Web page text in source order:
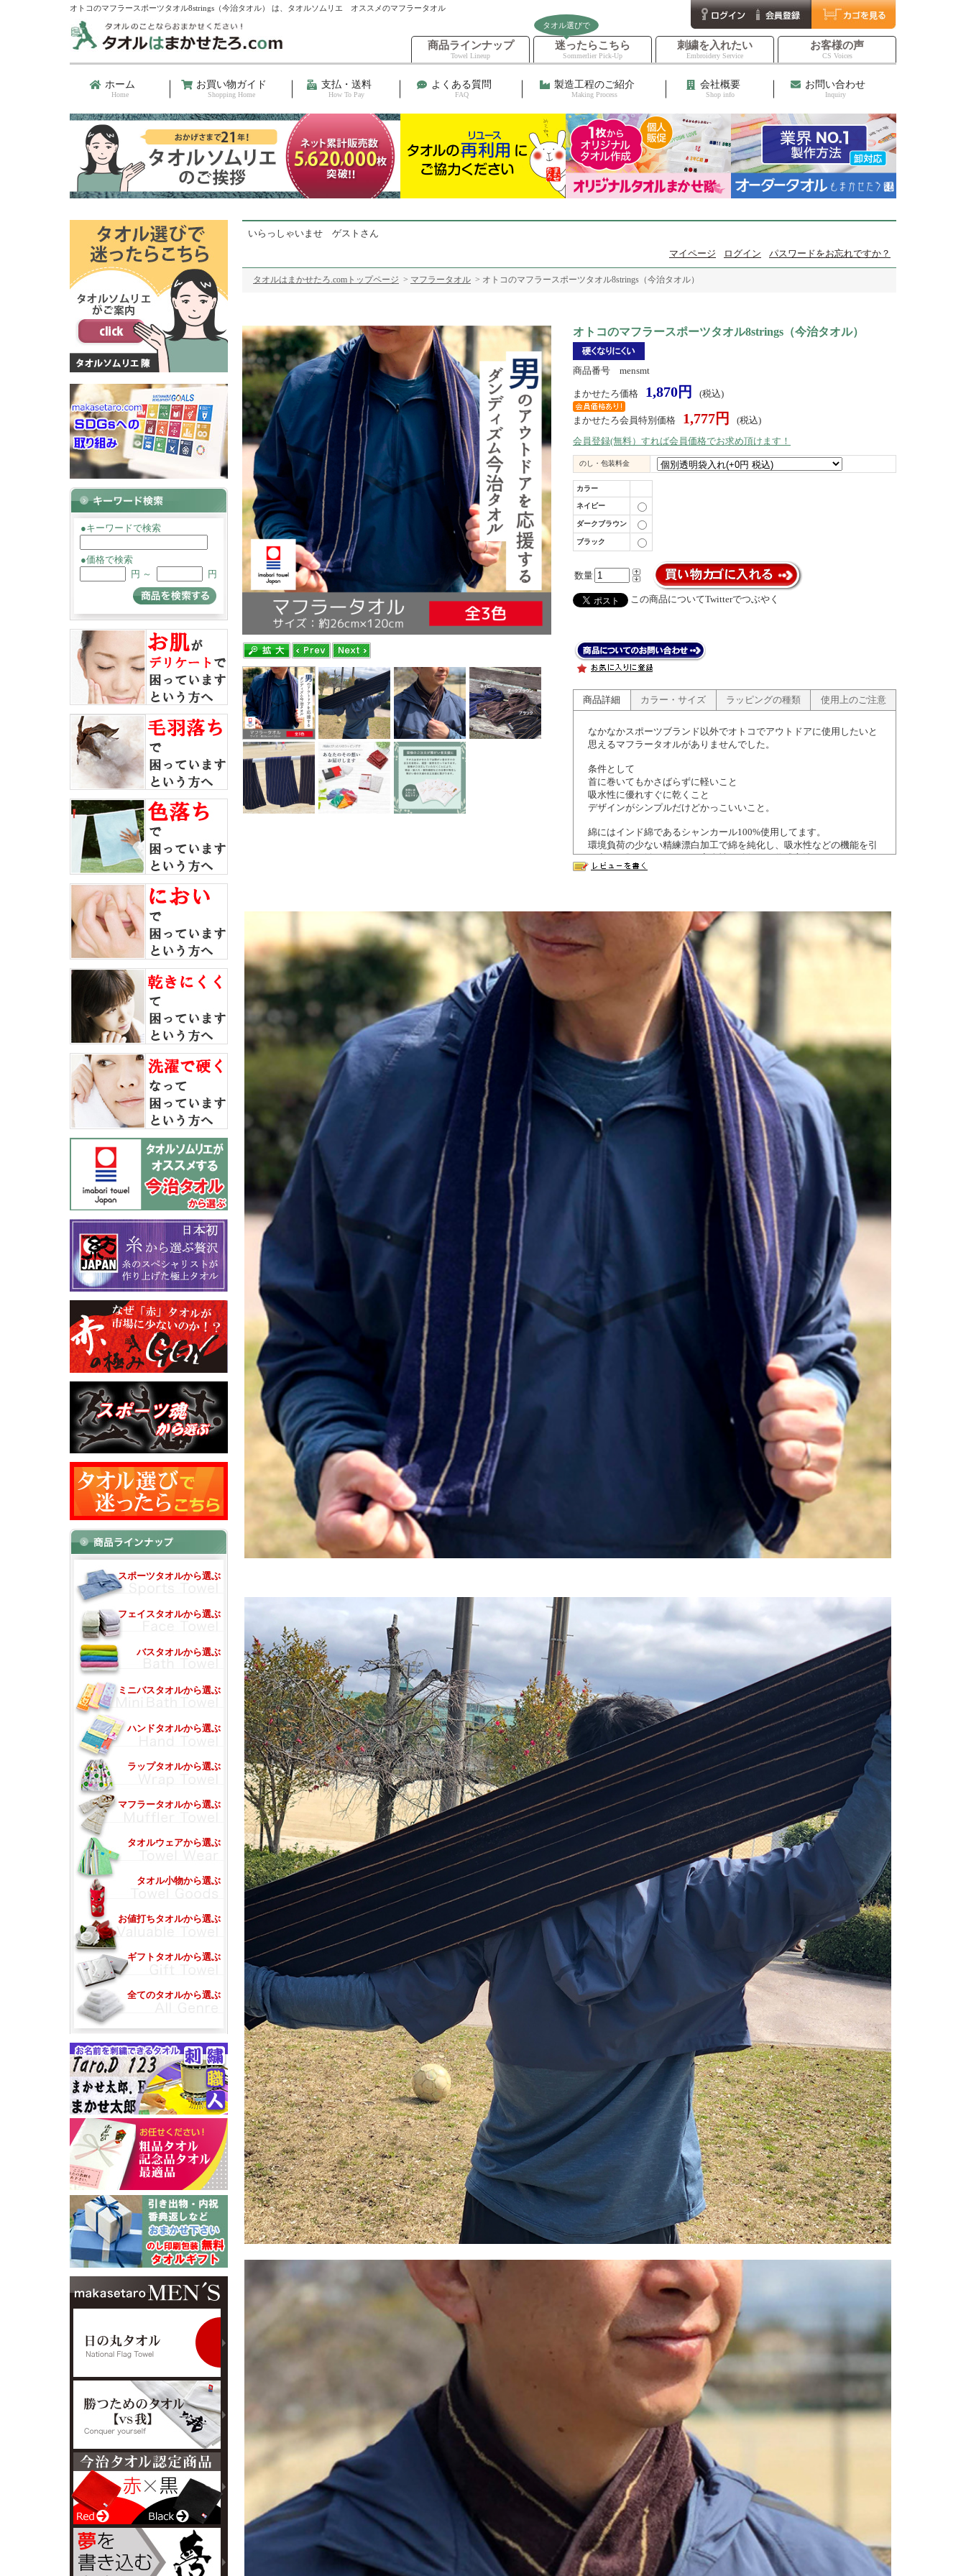
オトコのマフラースポーツタオル8strings（今治タオル） は、タオルソムリエ オススメのマフラータオル
商品ラインナップ
Towel Lineup
迷ったらこちら
Sommerlier Pick-Up
タオル選びで
刺繍を入れたい
Embroidery Service
お客様の声
CS Voices
ホーム
Home
お買い物ガイド
Shopping Home
支払・送料
How To Pay
よくある質問
FAQ
製造工程のご紹介
Making Process
会社概要
Shop info
お問い合わせ
Inquiry
●キーワードで検索
●価格で検索
円 ～
円
スポーツタオルから選ぶ
フェイスタオルから選ぶ
バスタオルから選ぶ
ミニバスタオルから選ぶ
ハンドタオルから選ぶ
ラップタオルから選ぶ
マフラータオルから選ぶ
タオルウェアから選ぶ
タオル小物から選ぶ
お値打ちタオルから選ぶ
ギフトタオルから選ぶ
全てのタオルから選ぶ
いらっしゃいませ ゲストさん
マイページ
ログイン パスワードをお忘れですか？
タオルはまかせたろ.comトップページ > マフラータオル > オトコのマフラースポーツタオル8strings（今治タオル）
オトコのマフラースポーツタオル8strings（今治タオル）
商品番号 mensmt
まかせたろ価格 1,870円 (税込)
まかせたろ会員特別価格 1,777円
(税込)
会員登録(無料）すれば会員価格でお求め頂けます！
のし・包装料金
カラー
ネイビー
ダークブラウン
ブラック
数量
この商品についてTwitterでつぶやく
商品詳細 カラー・サイズ ラッピングの種類 使用上のご注意
なかなかスポーツブランド以外でオトコでアウトドアに使用したいと
思えるマフラータオルがありませんでした。
条件として
首に巻いてもかさばらずに軽いこと
吸水性に優れすぐに乾くこと
デザインがシンプルだけどかっこいいこと。
綿にはインド綿であるシャンカール100%使用してます。
環境負荷の少ない精練漂白加工で綿を純化し、吸水性などの機能を引
き出し、肌に触れるものの安全性を確保する作成方法です。
是非長く愛用いただきたく思います。
●刺繍加工も行います
専用ページは
こちら